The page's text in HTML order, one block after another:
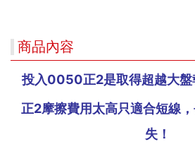
商品內容
投入0050正2是取得超越大
正2摩擦費用太高只適合短線
失！